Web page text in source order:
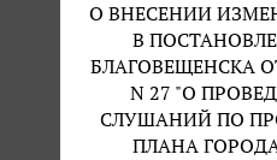
О ВНЕСЕНИИ
В
БЛАГОВЕЩЕНСКА
N 27 "О
СЛУШАНИЙ ПО
ПЛАНА